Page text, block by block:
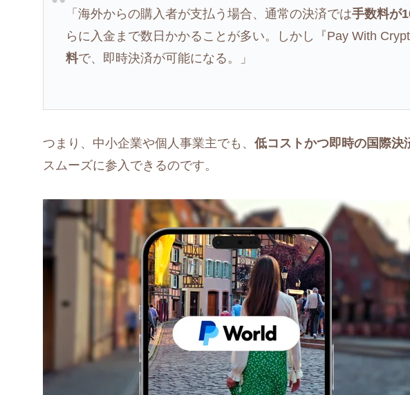
「海外からの購入者が支払う場合、通常の決済では手数料が
らに入金まで数日かかることが多い。しかし『Pay With
料で、即時決済が可能になる。」
つまり、中小企業や個人事業主でも、 低コストかつ即時の国際決
スムーズに参入できるのです。